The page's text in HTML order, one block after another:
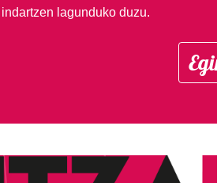
lagunduko duzu.